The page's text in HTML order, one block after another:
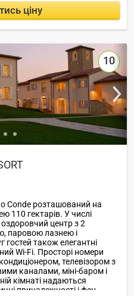
ціну
10
Conde розташований на
110 гектарів. У числі
оздоровчий центр з 2
паровою лазнею і
також елегантні
Wi-Fi. Просторі номери
телевізором з
каналами, міні-баром і
кімнаті надаються
приналежності і фен.